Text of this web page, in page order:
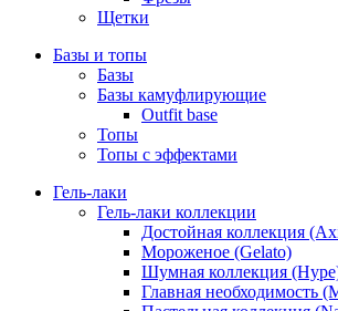
Щетки
Базы и топы
Базы
Базы камуфлирующие
Outfit base
Топы
Топы с эффектами
Гель-лаки
Гель-лаки коллекции
Достойная коллекция
Мороженое (Gelato)
Шумная коллекция
Главная необходимость